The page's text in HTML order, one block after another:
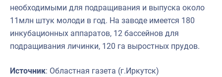
необходимыми для подращивания и выпуска около
11млн штук молоди в год. На заводе имеется 180
инкубационных аппаратов, 12 бассейнов для
подращивания личинки, 120 га выростных прудов.
Источник: Областная газета (г.Иркутск)